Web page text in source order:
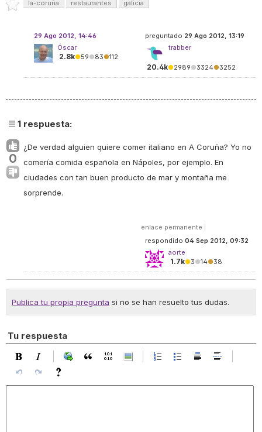
la-coruña restaurantes galicia
preguntado 29 Ago 2012, 13:19
trabber
20.4k●2989●3324●3252
29 Ago 2012, 14:46
Óscar
2.8k●59●83●112
1 respuesta:
0
¿De verdad alguien quiere comer italiano en A Coruña? Yo no
comería comida española en Nápoles, por ejemplo. En
ciudades con tan buen producto de mar y montaña me
sorprende.
enlace permanente
respondido 04 Sep 2012, 09:32
aorte
1.7k●3●14●38
Publica tu propia pregunta si no se han resuelto tus dudas.
Tu respuesta